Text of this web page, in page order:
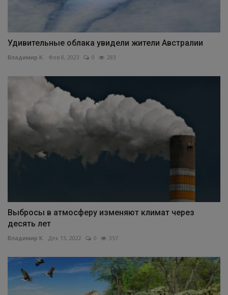
Удивительные облака увидели жители Австралии
Владимир К. Фев 8, 2023 0 283
Выбросы в атмосферу изменяют климат через
десять лет
Владимир К. Дек 13, 2022 0 357